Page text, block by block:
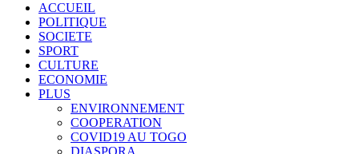
ACCUEIL
POLITIQUE
SOCIETE
SPORT
CULTURE
ECONOMIE
PLUS
ENVIRONNEMENT
COOPERATION
COVID19 AU TOGO
DIASPORA